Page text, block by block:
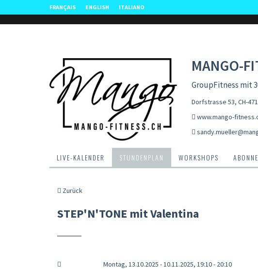
FRANÇAIS ENGLISH ITALIANO
MANGO-
GroupFitness mit
Dorfstrasse 53, CH-
www.mango-
LIVE-KALENDER STUNDENPLAN WORKSHOPS
Zurück
STEP'N'TONE mit Valentina
Montag, 13.10.2025 - 10.11.2025, 19:10 - 20:10